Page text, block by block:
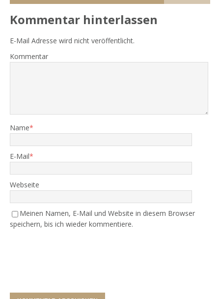
Kommentar hinterlassen
E-Mail Adresse wird nicht veröffentlicht.
Kommentar
Name*
E-Mail*
Webseite
Meinen Namen, E-Mail und Website in diesem Browser
speichern, bis ich wieder kommentiere.